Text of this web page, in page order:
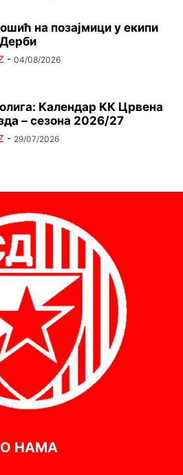
на позајмици у екипи
- 04/08/2026
Календар КК Црвена
– сезона 2026/27
- 29/07/2026
О НАМА